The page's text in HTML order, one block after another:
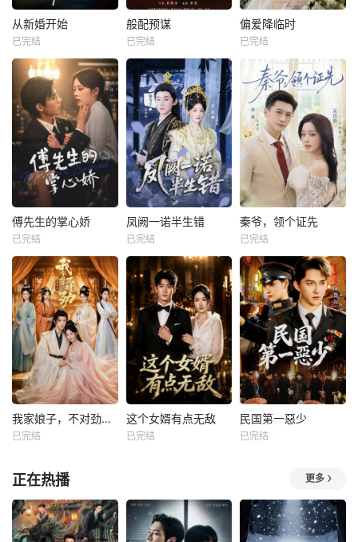
从新婚开始
已完结
般配预谋
已完结
偏爱降临时
已完结
傅先生的掌心娇
已完结
凤阙一诺半生错
已完结
秦爷，领个证先
已完结
我家娘子，不对劲第四季
已完结
这个女婿有点无敌
已完结
民国第一惡少
已完结
正在热播 更多